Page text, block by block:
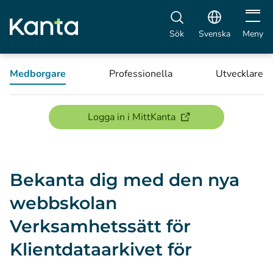
Sök Svenska Öppna
Meny
Medborgare Professionella Utvecklare
Logga in i MittKanta(öppnas i ett nytt
Bekanta dig med den nya
webbskolan
Verksamhetssätt för
Klientdataarkivet för